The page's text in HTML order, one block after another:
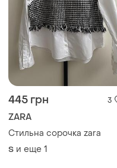
445 грн 3
ZARA
Стильна сорочка zara
S и еще 1